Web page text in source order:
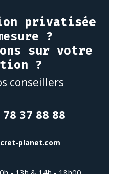
privatisée
?
sur votre
?
conseillers
37 88 88
planet.com